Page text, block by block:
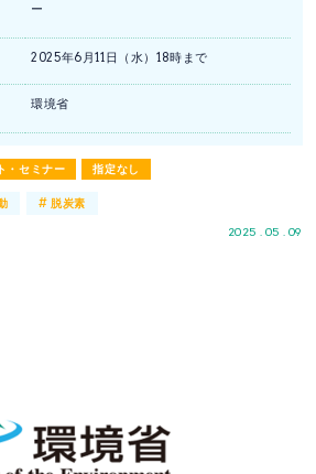
・セミナー 指定なし
2025 . 05 . 09
ー
2025年6月11日（水）18時まで
環境省
#脱炭素